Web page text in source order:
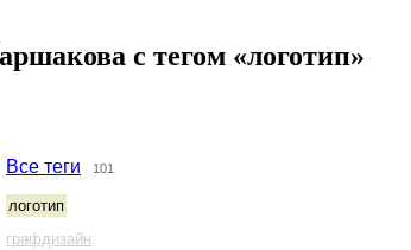
с тегом «логотип»
Все теги 101
логотип
графдизайн